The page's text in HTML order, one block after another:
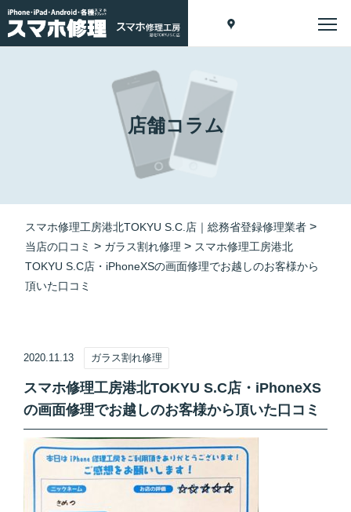
店舗コラム
スマホ修理工房港北TOKYU S.C.店｜総務省登録修理業者 >
当店の口コミ > ガラス割れ修理 > スマホ修理工房港北
TOKYU S.C店・iPhoneXSの画面修理でお越しのお客様から
頂いた口コミ
2020.11.13 ガラス割れ修理
スマホ修理工房港北TOKYU S.C店・iPhoneXS
の画面修理でお越しのお客様から頂いた口コミ